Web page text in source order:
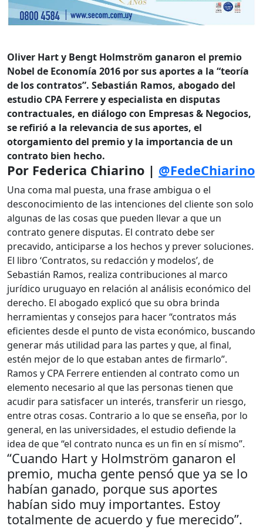
Oliver Hart y Bengt Holmström ganaron el premio
Nobel de Economía 2016 por sus aportes a la “teoría
de los contratos”. Sebastián Ramos, abogado del
estudio CPA Ferrere y especialista en disputas
contractuales, en diálogo con Empresas & Negocios,
se refirió a la relevancia de sus aportes, el
otorgamiento del premio y la importancia de un
contrato bien hecho.
Por Federica Chiarino | @FedeChiarino
Una coma mal puesta, una frase ambigua o el
desconocimiento de las intenciones del cliente son solo
algunas de las cosas que pueden llevar a que un
contrato genere disputas. El contrato debe ser
precavido, anticiparse a los hechos y prever soluciones.
El libro ‘Contratos, su redacción y modelos’, de
Sebastián Ramos, realiza contribuciones al marco
jurídico uruguayo en relación al análisis económico del
derecho. El abogado explicó que su obra brinda
herramientas y consejos para hacer “contratos más
eficientes desde el punto de vista económico, buscando
generar más utilidad para las partes y que, al final,
estén mejor de lo que estaban antes de firmarlo”.
Ramos y CPA Ferrere entienden al contrato como un
elemento necesario al que las personas tienen que
acudir para satisfacer un interés, transferir un riesgo,
entre otras cosas. Contrario a lo que se enseña, por lo
general, en las universidades, el estudio defiende la
idea de que “el contrato nunca es un fin en sí mismo”.
“Cuando Hart y Holmström ganaron el
premio, mucha gente pensó que ya se lo
habían ganado, porque sus aportes
habían sido muy importantes. Estoy
totalmente de acuerdo y fue merecido”.